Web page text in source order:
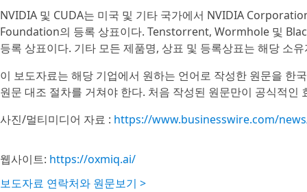
NVIDIA 및 CUDA는 미국 및 기타 국가에서 NVIDIA
Foundation의 등록 상표이다. Tenstorrent, Wormhole 및
등록 상표이다. 기타 모든 제품명, 상표 및 등록상표는 해당 소
이 보도자료는 해당 기업에서 원하는 언어로 작성한 원문을 한
원문 대조 절차를 거쳐야 한다. 처음 작성된 원문만이 공식적
사진/멀티미디어 자료 : https://www.businesswire.com/
웹사이트: https://oxmiq.ai/
보도자료 연락처와 원문보기 >